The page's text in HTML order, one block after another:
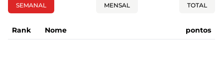
SEMANAL MENSAL TOTAL
Rank Nome pontos